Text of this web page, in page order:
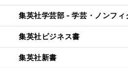
集英社学芸部 - 学芸・ノンフィ
集英社ビジネス書
集英社新書